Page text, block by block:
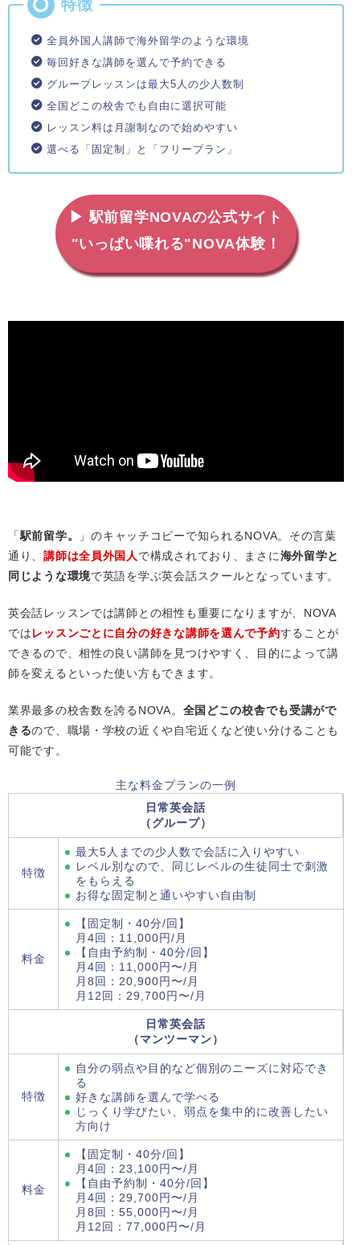
全員外国人講師で海外留学のような環境
毎回好きな講師を選んで予約できる
グループレッスンは最大5人の少人数制
全国どこの校舎でも自由に選択可能
レッスン料は月謝制なので始めやすい
選べる「固定制」と「フリープラン」
▶ 駅前留学NOVAの公式サイト
"いっぱい喋れる"NOVA体験！
「駅前留学。
」のキャッチコピーで知られるNOVA。その言葉
通り、講師は全員外国人 で構成されており、まさに海外留学と
同じような環境で英語を学ぶ英会話スクールとなっています。
英会話レッスンでは講師との相性も重要になりますが、NOVA
ではレッスンごとに自分の好きな講師を選んで予約することが
できるので、相性の良い講師を見つけやすく、目的によって講
師を変えるといった使い方もできます。
業界最多の校舎数を誇るNOVA。 全国どこの校舎でも受講がで
きるので、職場・学校の近くや自宅近くなど使い分けることも
可能です。
主な料金プランの一例
日常英会話
（グループ）
特徴
最大5人までの少人数で会話に入りやすい
レベル別なので、同じレベルの生徒同士で刺激
をもらえる
お得な固定制と通いやすい自由制
料金
【固定制・40分/回】
月4回：11,000円/月
【自由予約制・40分/回】
月4回：11,000円〜/月
月8回：20,900円〜/月
月12回：29,700円〜/月
日常英会話
（マンツーマン）
特徴
自分の弱点や目的など個別のニーズに対応でき
る
好きな講師を選んで学べる
じっくり学びたい、弱点を集中的に改善したい
方向け
料金
【固定制・40分/回】
月4回：23,100円〜/月
【自由予約制・40分/回】
月4回：29,700円〜/月
月8回：55,000円〜/月
月12回：77,000円〜/月